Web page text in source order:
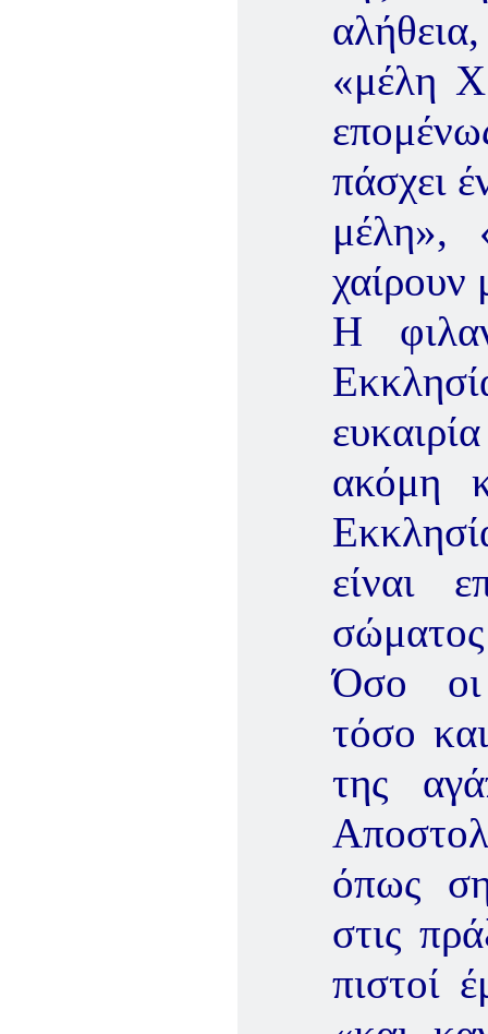
«μέλη
πάσχει
μέλη»,
χαίρουν
Η
ακόμη
είναι
Όσο οι
τόσο
της
όπως
στις
πιστοί